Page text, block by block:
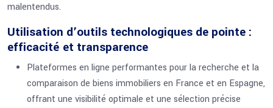
malentendus.
Utilisation d’outils technologiques de pointe :
efficacité et transparence
Plateformes en ligne performantes pour la recherche et la
comparaison de biens immobiliers en France et en Espagne,
offrant une visibilité optimale et une sélection précise